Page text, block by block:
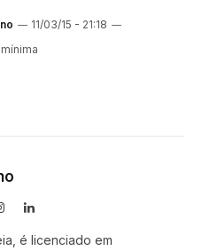
11/03/15 - 21:18
InstagramLinkedIn
é licenciado em